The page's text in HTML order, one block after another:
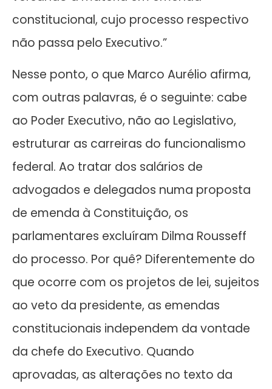
constitucional, cujo processo respectivo
não passa pelo Executivo.”
Nesse ponto, o que Marco Aurélio afirma,
com outras palavras, é o seguinte: cabe
ao Poder Executivo, não ao Legislativo,
estruturar as carreiras do funcionalismo
federal. Ao tratar dos salários de
advogados e delegados numa proposta
de emenda à Constituição, os
parlamentares excluíram Dilma Rousseff
do processo. Por quê? Diferentemente do
que ocorre com os projetos de lei, sujeitos
ao veto da presidente, as emendas
constitucionais independem da vontade
da chefe do Executivo. Quando
aprovadas, as alterações no texto da